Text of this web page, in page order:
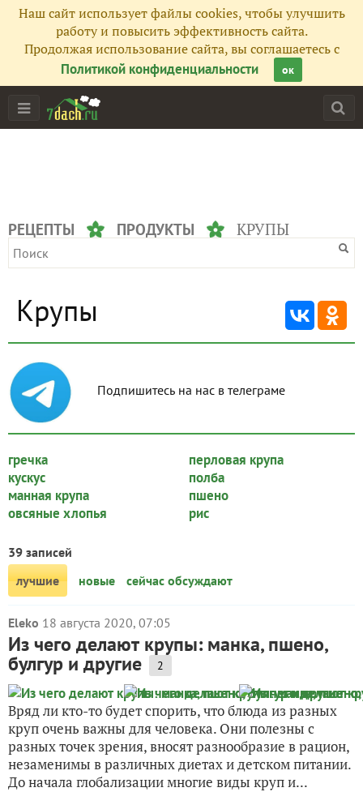
Наш сайт использует файлы cookies, чтобы улучшить
работу и повысить эффективность сайта.
Продолжая использование сайта, вы соглашаетесь с
Политикой конфиденциальности
ок
РЕЦЕПТЫ ПРОДУКТЫ КРУПЫ
Крупы
Подпишитесь на нас в телеграме
гречка
кускус
манная крупа
овсяные хлопья
перловая крупа
полба
пшено
рис
39 записей
лучшие
новые сейчас обсуждают
Eleko 18 августа 2020, 07:05
Из чего делают крупы: манка, пшено,
булгур и другие 2
Вряд ли кто-то будет спорить, что блюда из разных
круп очень важны для человека. Они полезны с
разных точек зрения, вносят разнообразие в рацион,
незаменимы в различных диетах и детском питании.
До начала глобализации многие виды круп и...